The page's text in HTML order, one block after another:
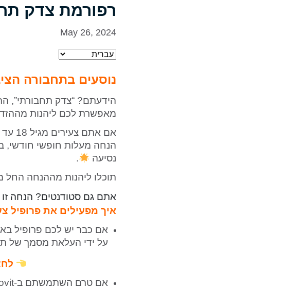
רפורמת צדק
May 26, 2024
נוסעים בתחבורה
הידעתם? “צדק תחבורתי”,
מאפשרת לכם ליהנות
הנחה מעלות חופשי חודשי,
נסיעה
.
תוכלו ליהנות מההנחה החל מיום הולדת 18 ועד
אתם גם סטודנטים? הנחה
איך מפעילים את פרופיל
על ידי העלאת מסמך של